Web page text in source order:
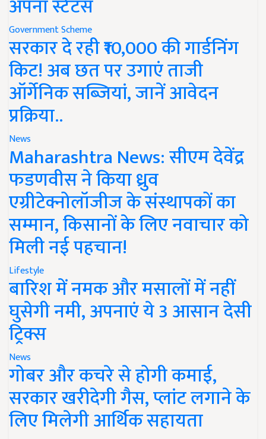
अपना स्टेटस
Government Scheme
सरकार दे रही ₹10,000 की गार्डनिंग
किट! अब छत पर उगाएं ताजी
ऑर्गेनिक सब्जियां, जानें आवेदन
प्रक्रिया..
News
Maharashtra News: सीएम देवेंद्र
फडणवीस ने किया ध्रुव
एग्रीटेक्नोलॉजीज के संस्थापकों का
सम्मान, किसानों के लिए नवाचार को
मिली नई पहचान!
Lifestyle
बारिश में नमक और मसालों में नहीं
घुसेगी नमी, अपनाएं ये 3 आसान देसी
ट्रिक्स
News
गोबर और कचरे से होगी कमाई,
सरकार खरीदेगी गैस, प्लांट लगाने के
लिए मिलेगी आर्थिक सहायता